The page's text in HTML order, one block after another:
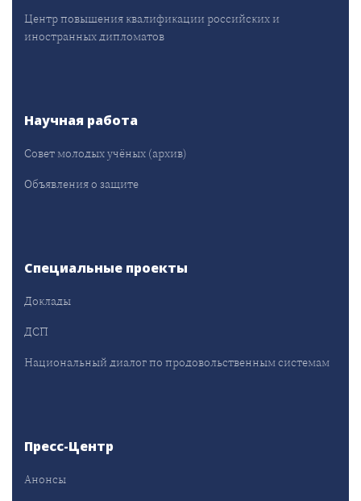
Центр повышения квалификации российских и
иностранных дипломатов
Научная работа
Совет молодых учёных (архив)
Объявления о защите
Специальные проекты
Доклады
ДСП
Национальный диалог по продовольственным системам
Пресс-Центр
Анонсы